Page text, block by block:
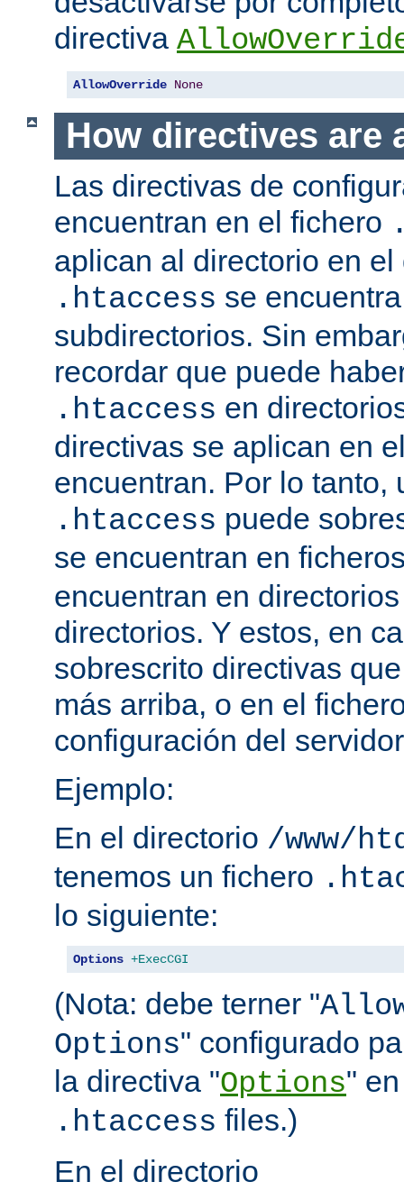
directiva
AllowOverride None
How directives are
Las directivas de
encuentran en el fichero
aplican al directorio en
.htaccess se
subdirectorios. Sin
recordar que puede
.htaccess en
directivas se aplican en
encuentran. Por lo tanto,
.htaccess puede
se encuentran en
encuentran en
directorios. Y estos, en
sobrescrito directivas
más arriba, o en el
configuración del
Ejemplo:
En el directorio /www/
tenemos un fichero
lo siguiente:
Options +ExecCGI
(Nota: debe terner "
Options" configurado
la directiva "Options"
.htaccess files.)
En el directorio